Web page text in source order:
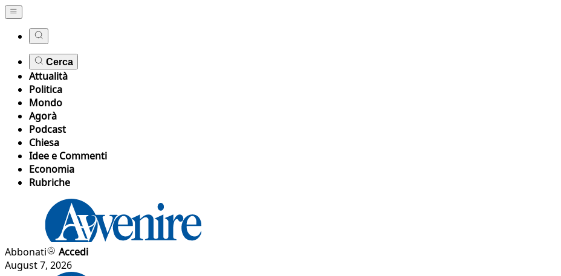
Cerca
Attualità
Politica
Mondo
Agorà
Podcast
Chiesa
Idee e Commenti
Economia
Rubriche
Abbonati
Accedi
August 7, 2026